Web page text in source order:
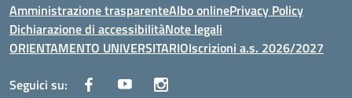
Amministrazione trasparenteAlbo onlinePrivacy Policy
Dichiarazione di accessibilitàNote legali
ORIENTAMENTO UNIVERSITARIOIscrizioni a.s. 2026/2027
Seguici su: